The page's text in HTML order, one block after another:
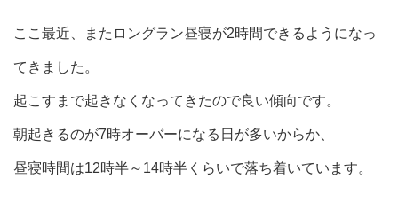
ここ最近、またロングラン昼寝が2時間できるようになっ
てきました。
起こすまで起きなくなってきたので良い傾向です。
朝起きるのが7時オーバーになる日が多いからか、
昼寝時間は12時半～14時半くらいで落ち着いています。